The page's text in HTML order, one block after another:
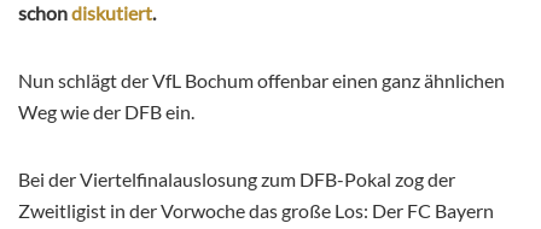
schondiskutiert.
Nun schlägt der VfL Bochum offenbar einen ganz ähnlichen
Weg wie der DFB ein.
Bei der Viertelfinalauslosung zum DFB-Pokal zog der
Zweitligist in der Vorwoche das große Los: Der FC Bayern